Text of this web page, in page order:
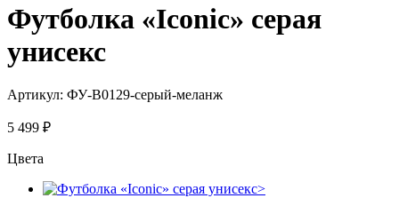
Футболка «Iconic» серая
унисекс
Артикул: ФУ-В0129-серый-меланж
5 499 ₽
Цвета